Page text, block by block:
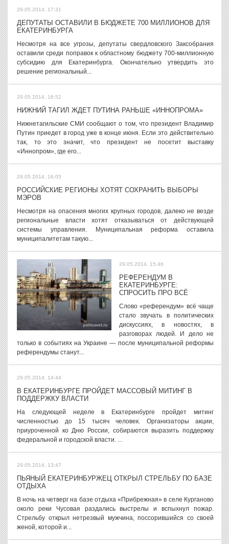
29.05.2014, 17:31
ДЕПУТАТЫ ОСТАВИЛИ В БЮДЖЕТЕ 700 МИЛЛИОНОВ ДЛЯ
ЕКАТЕРИНБУРГА
Несмотря на все угрозы, депутаты свердловского Заксобрания
оставили среди поправок к областному бюджету 700-миллионную
субсидию для Екатеринбурга. Окончательно утвердить это
решение региональный...
29.05.2014, 16:52
НИЖНИЙ ТАГИЛ ЖДЕТ ПУТИНА РАНЬШЕ «ИННОПРОМА»
Нижнетагильские СМИ сообщают о том, что президент Владимир
Путин приедет в город уже в конце июня. Если это действительно
так, то это значит, что президент не посетит выставку
«Иннопром», где его...
29.05.2014, 16:05
РОССИЙСКИЕ РЕГИОНЫ ХОТЯТ СОХРАНИТЬ ВЫБОРЫ
МЭРОВ
Несмотря на опасения многих крупных городов, далеко не везде
региональные власти хотят отказываться от действующей
системы управления. Муниципальная реформа оставила
муниципалитетам такую...
29.05.2014, 15:46
РЕФЕРЕНДУМ В
ЕКАТЕРИНБУРГЕ:
СПРОСИТЬ ПРО ВСЁ
Слово «референдум» всё чаще
стало звучать в политических
дискуссиях, в новостях, в
разговорах людей. И дело не
только в событиях на Украине — после муниципальной реформы
референдумы станут...
29.05.2014, 14:44
В ЕКАТЕРИНБУРГЕ ПРОЙДЕТ МАССОВЫЙ МИТИНГ В
ПОДДЕРЖКУ ВЛАСТИ
На следующей неделе в Екатеринбурге пройдет митинг
численностью до 15 тысяч человек. Организаторы акции,
приуроченной ко Дню России, собираются выразить поддержку
федеральной и городской власти. ...
29.05.2014, 13:47
ПЬЯНЫЙ ЕКАТЕРИНБУРЖЕЦ ОТКРЫЛ СТРЕЛЬБУ ПО БАЗЕ
ОТДЫХА
В ночь на четверг на базе отдыха «Прибрежная» в селе Курганово
около реки Чусовая раздались выстрелы и вспыхнул пожар.
Стрельбу открыл нетрезвый мужчина, поссорившийся со своей
женой, которой и...